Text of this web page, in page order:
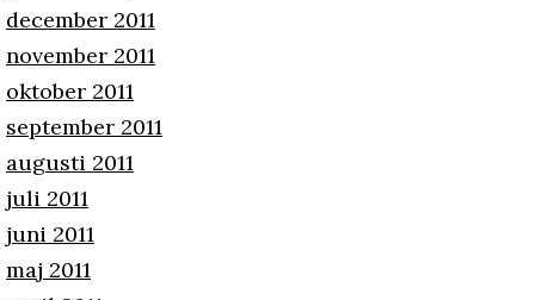
december 2011
november 2011
oktober 2011
september 2011
augusti 2011
juli 2011
juni 2011
maj 2011